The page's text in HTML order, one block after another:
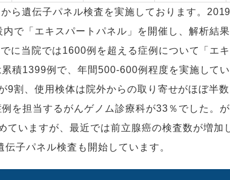
ら遺伝子パネル検査を実施しております。
で「エキスパートパネル」を開催し、解析結
に当院では1600例を超える症例について「エ
積1399例で、年間500-600例程度を実施して
割、使用検体は院外からの取り寄せがほぼ半
を担当するがんゲノム診療科が33％でした。
ていますが、最近では前立腺癌の検査数が増加
子パネル検査も開始しています。